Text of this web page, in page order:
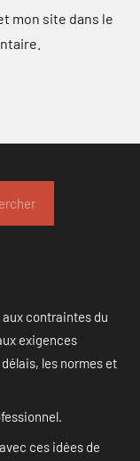
mon site dans le
contraintes du
exigences
les normes et
ces idées de